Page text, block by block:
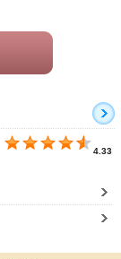
4.33